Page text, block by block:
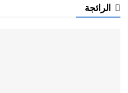
الرائجة